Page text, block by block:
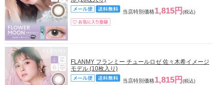
当店特別価格1,815円 (税込)
FLANMY フランミー チュールロゼ 佐々木希イメージ
モデル (10枚入り)
当店特別価格1,815円 (税込)